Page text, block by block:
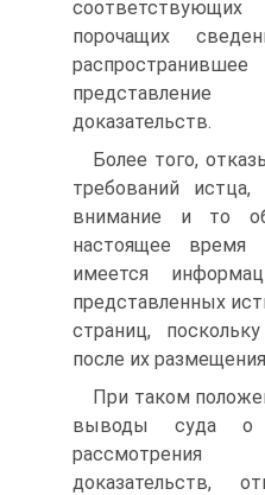
порочащих
доказательств.
Более того,
требований
внимание и то
настоящее
имеется
представленных
страниц,
после их
При таком
выводы суда
рассмотрения
доказательств,